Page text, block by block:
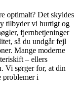
optimalt? Det skyldes
tilbyder vi hurtigt og
fjernbetjeninger
så du undgår fejl
Mange moderne
– ellers
Vi sørger for, at din
problemer i